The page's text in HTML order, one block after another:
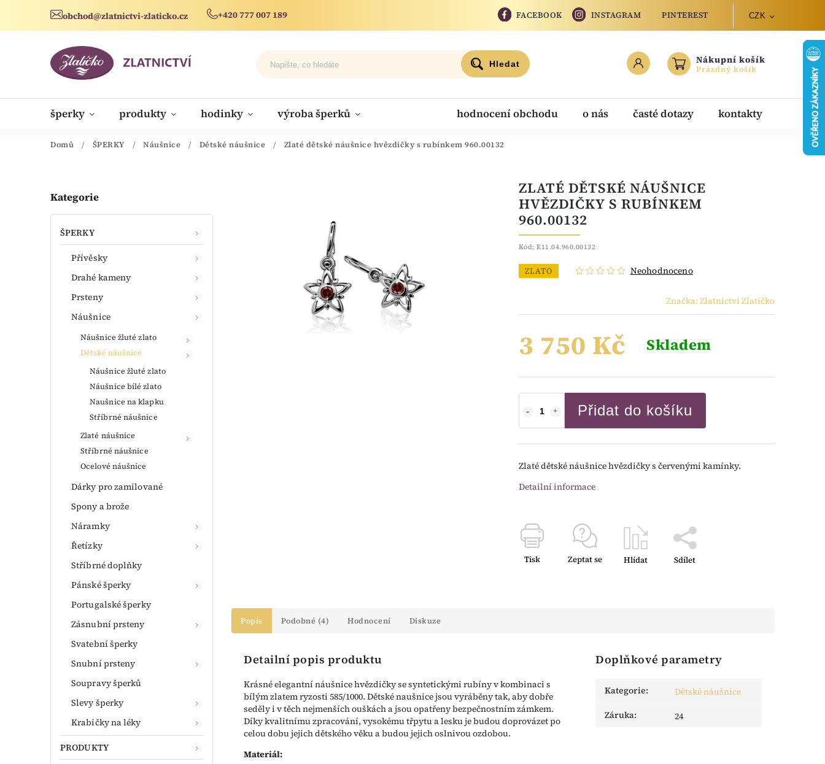
obchod@zlatnictvi-zlaticko.cz +420 777 007 189 FACEBOOK INSTAGRAM PINTEREST CZK
Hledat Nákupní košík
Prázdný košík
šperky produkty hodinky výroba šperků hodnocení obchodu o nás časté dotazy kontakty
novinky
Domů / ŠPERKY / Náušnice / Dětské náušnice / Zlaté dětské náušnice hvězdičky s rubínkem 960.00132
Kategorie
ŠPERKY
Přívěsky
Drahé kameny
Prsteny
Náušnice
Náušnice žluté zlato
Dětské náušnice
Náušnice žluté zlato
Náušnice bílé zlato
Naušnice na klapku
Stříbrné náušnice
Zlaté náušnice
Stříbrné náušnice
Ocelové náušnice
Dárky pro zamilované
Spony a brože
Náramky
Řetízky
Stříbrné doplňky
Pánské šperky
Portugalské šperky
Zásnubní prsteny
Svatební šperky
Snubní prsteny
Soupravy šperků
Slevy šperky
Krabičky na léky
PRODUKTY
ZLATÉ DĚTSKÉ NÁUŠNICE
HVĚZDIČKY S RUBÍNKEM
960.00132
Kód: E11.04.960.00132
ZLATO Neohodnoceno
Značka: Zlatnictví Zlatíčko
3 750 Kč Skladem
Přidat do košíku
Zlaté dětské náušnice hvězdičky s červenými kamínky.
Detailní informace
Tisk Zeptat se Hlídat Sdílet
Popis Podobné (4) Hodnocení Diskuze
Detailní popis produktu
Krásné elegantní náušnice hvězdičky se syntetickými rubíny v kombinaci s
bílým zlatem ryzosti 585/1000. Dětské naušnice jsou vyráběny tak, aby dobře
seděly i v těch nejmenších ouškách a jsou opatřeny bezpečnostním zámkem.
Díky kvalitnímu zpracování, vysokému třpytu a lesku je budou doprovázet po
celou dobu jejich dětského věku a budou jejich oslnivou ozdobou.
Materiál:
Doplňkové parametry
Kategorie:
Dětské náušnice
Záruka: 24